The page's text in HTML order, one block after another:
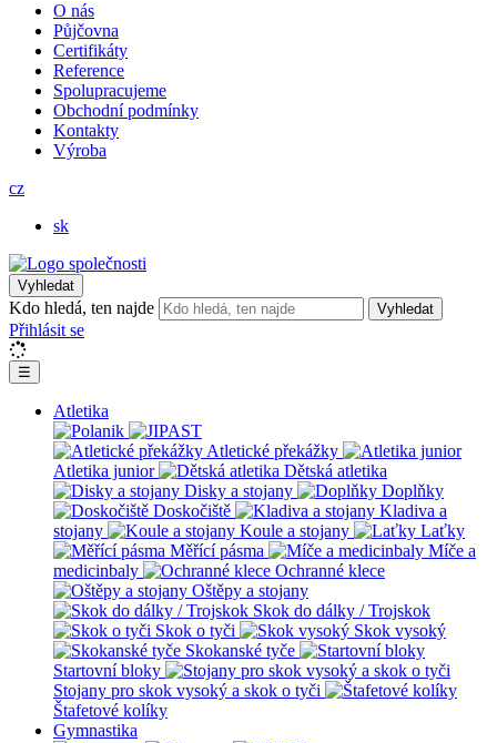
O nás
Půjčovna
Certifikáty
Reference
Spolupracujeme
Obchodní podmínky
Kontakty
Výroba
cz
sk
Vyhledat
Kdo hledá, ten najde Vyhledat
Přihlásit se
☰
Atletika
Atletické překážky
Atletika junior
Dětská atletika
Disky a stojany
Doplňky
Doskočiště
Kladiva a
stojany
Koule a stojany
Laťky
Měřící pásma
Míče a
medicinbaly
Ochranné klece
Oštěpy a stojany
Skok do dálky / Trojskok
Skok o tyči
Skok vysoký
Skokanské tyče
Startovní bloky
Stojany pro skok vysoký a skok o tyči
Štafetové kolíky
Gymnastika